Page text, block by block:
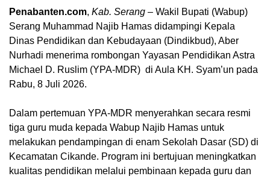
Penabanten.com, Kab. Serang – Wakil Bupati (Wabup)
Serang Muhammad Najib Hamas didampingi Kepala
Dinas Pendidikan dan Kebudayaan (Dindikbud), Aber
Nurhadi menerima rombongan Yayasan Pendidikan Astra
Michael D. Ruslim (YPA-MDR) di Aula KH. Syam’un pada
Rabu, 8 Juli 2026.
Dalam pertemuan YPA-MDR menyerahkan secara resmi
tiga guru muda kepada Wabup Najib Hamas untuk
melakukan pendampingan di enam Sekolah Dasar (SD) di
Kecamatan Cikande. Program ini bertujuan meningkatkan
kualitas pendidikan melalui pembinaan kepada guru dan